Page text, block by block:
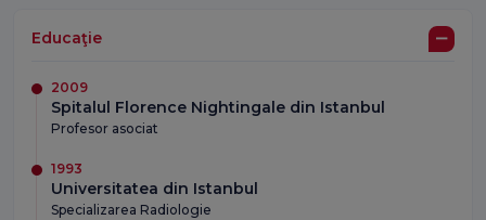
Educaţie
2009
Spitalul Florence Nightingale din Istanbul
Profesor asociat
1993
Universitatea din Istanbul
Specializarea Radiologie